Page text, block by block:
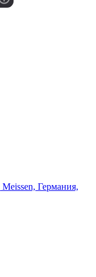
Германия,